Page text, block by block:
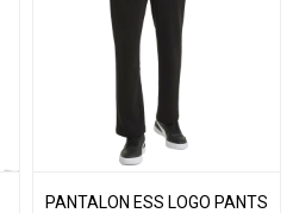
PANTALON ESS LOGO PANTS